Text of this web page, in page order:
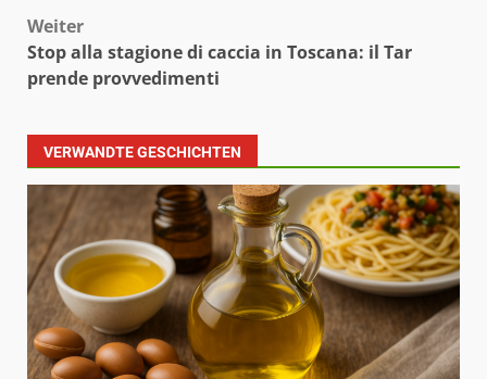
Weiter
Stop alla stagione di caccia in Toscana: il Tar
prende provvedimenti
VERWANDTE GESCHICHTEN